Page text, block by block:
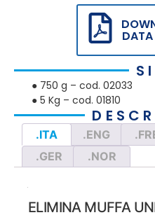
DATA
● 750 g – cod. 02033
● 5 Kg – cod. 01810
.ITA .ENG
.GER
.NOR
ELIMINA MUFFA